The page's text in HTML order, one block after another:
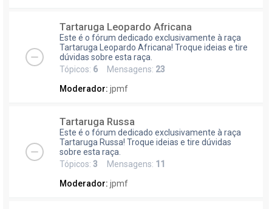
Tartaruga Leopardo Africana
Este é o fórum dedicado exclusivamente à raça
Tartaruga Leopardo Africana! Troque ideias e tire
dúvidas sobre esta raça.
Tópicos: 6 Mensagens: 23
Moderador: jpmf
Tartaruga Russa
Este é o fórum dedicado exclusivamente à raça
Tartaruga Russa! Troque ideias e tire dúvidas
sobre esta raça.
Tópicos: 3 Mensagens: 11
Moderador: jpmf